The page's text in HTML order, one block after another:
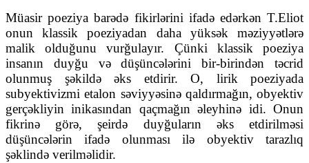
Müasir poeziya barədə fikirlərini ifadə edərkən T.Eliot
onun klassik poeziyadan daha yüksək məziyyətlərə
malik olduğunu vurğulayır. Çünki klassik poeziya
insanın duyğu və düşüncələrini bir-birindən təcrid
olunmuş şəkildə əks etdirir. O, lirik poeziyada
subyektivizmi etalon səviyyəsinə qaldırmağın, obyektiv
gerçəkliyin inikasından qaçmağın əleyhinə idi. Onun
fikrinə görə, şeirdə duyğuların əks etdirilməsi
düşüncələrin ifadə olunması ilə obyektiv tarazlıq
şəklində verilməlidir.